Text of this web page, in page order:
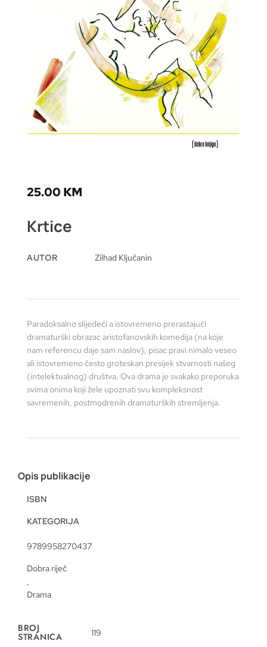
25.00 KM
Krtice
AUTOR Zilhad Ključanin
Paradoksalno slijedeći a istovremeno prerastajući
dramaturški obrazac aristofanovskih komedija (na koje
nam referencu daje sam naslov), pisac pravi nimalo veseo
ali istovremeno često groteskan presijek stvarnosti našeg
(intelektualnog) društva. Ova drama je svakako preporuka
svima onima koji žele upoznati svu kompleksnost
savremenih, postmodrenih dramaturških stremljenja.
Opis publikacije
ISBN
KATEGORIJA
9789958270437
Dobra riječ
,
Drama
BROJ
STRANICA 119